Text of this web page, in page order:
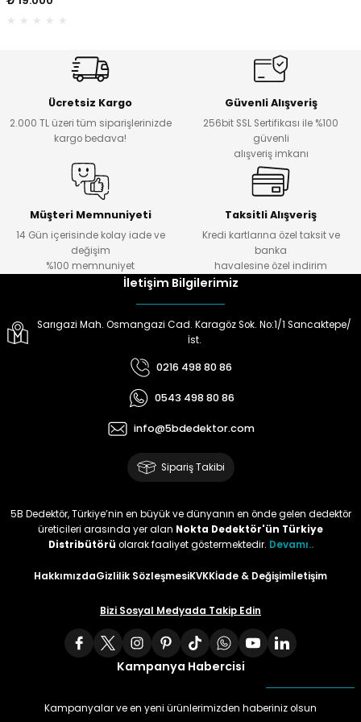
Ücretsiz Kargo
2.000 TL üzeri tüm siparişlerinizde
kargo bedava!
Güvenli Alışveriş
256bit SSL Sertifikası ile %100
güvenli
alışveriş imkanı
Müşteri Memnuniyeti
14 Gün içerisinde kolay iade ve
değişim
%100 memnuniyet
Taksitli Alışveriş
Kredi kartlarına özel taksit ve
banka
havalesine özel indirim
İletişim Bilgilerimiz
Sarıgazi Mah. Osmangazi Cad. Karagöz Sok. No:1/1 Sancaktepe/
İst.
0216 498 80 86
0543 498 80 86
info@5bdedektor.com
Sipariş Takibi
5B Dedektör, Türkiye’nin en büyük ve dünyanın en önde gelen dedektör
üreticileri arasında yer alan Nokta Dedektör'ün Türkiye
Distribütörü olarak faaliyet göstermektedir. Devamı..
HakkımızdaGizlilik SözleşmesiKVKKİade & Değişimİletişim
Bizi Sosyal Medyada Takip Edin
Kampanya Habercisi
Kampanyalar ve en yeni ürünlerimizden haberiniz olsun
Başlıkları
Başlıkları